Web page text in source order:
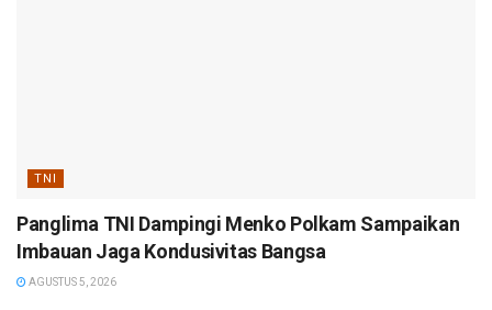
TNI
Panglima TNI Dampingi Menko Polkam Sampaikan
Imbauan Jaga Kondusivitas Bangsa
AGUSTUS 5, 2026